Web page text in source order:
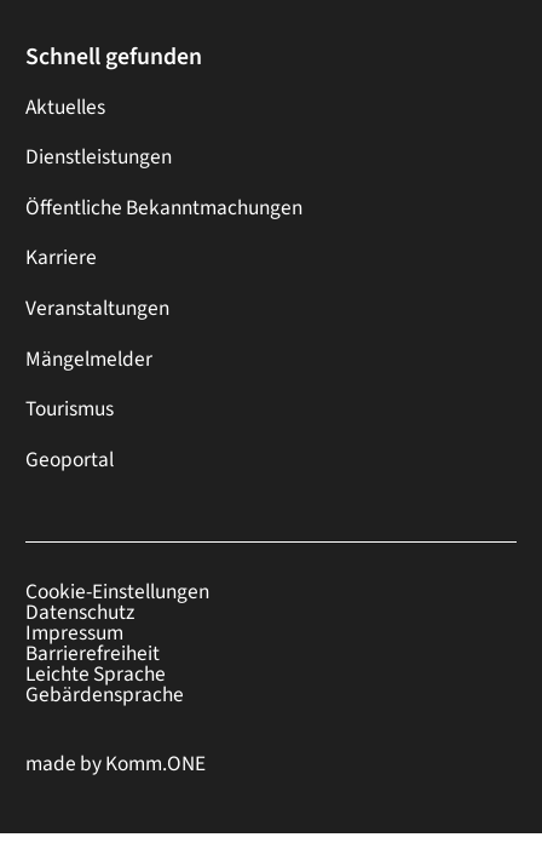
Schnell gefunden
Aktuelles
Dienstleistungen
Öffentliche Bekanntmachungen
Karriere
Veranstaltungen
Mängelmelder
Tourismus
Geoportal
Cookie-Einstellungen
Datenschutz
Impressum
Barrierefreiheit
Leichte Sprache
Gebärdensprache
made byKomm.ONE